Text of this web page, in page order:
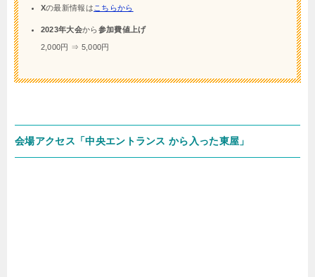
Xの最新情報は こちらから
2023年大会から参加費値上げ
2,000円 ⇒ 5,000円
会場アクセス「中央エントランス から入った東屋」